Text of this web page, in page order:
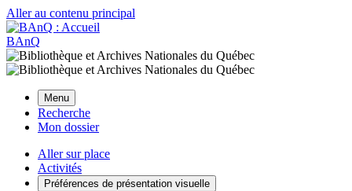
Aller au contenu principal
BAnQ
Menu
Recherche
Mon dossier
Aller sur place
Activités
Préférences de présentation visuelle